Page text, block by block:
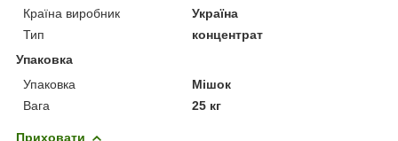
Країна виробник
Україна
Тип
концентрат
Упаковка
Упаковка
Мішок
Вага
25 кг
Приховати